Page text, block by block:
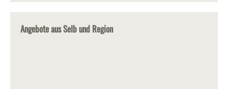
Angebote aus Selb und Region